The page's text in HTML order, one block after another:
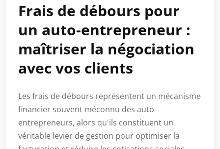
Frais de débours pour
un auto-entrepreneur :
maîtriser la négociation
avec vos clients
Les frais de débours représentent un mécanisme
financier souvent méconnu des auto-
entrepreneurs, alors qu'ils constituent un
véritable levier de gestion pour optimiser la